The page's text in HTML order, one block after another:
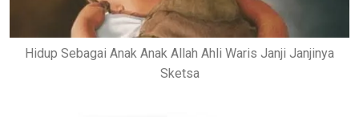
Hidup Sebagai Anak Anak Allah Ahli Waris Janji Janjinya
Sketsa